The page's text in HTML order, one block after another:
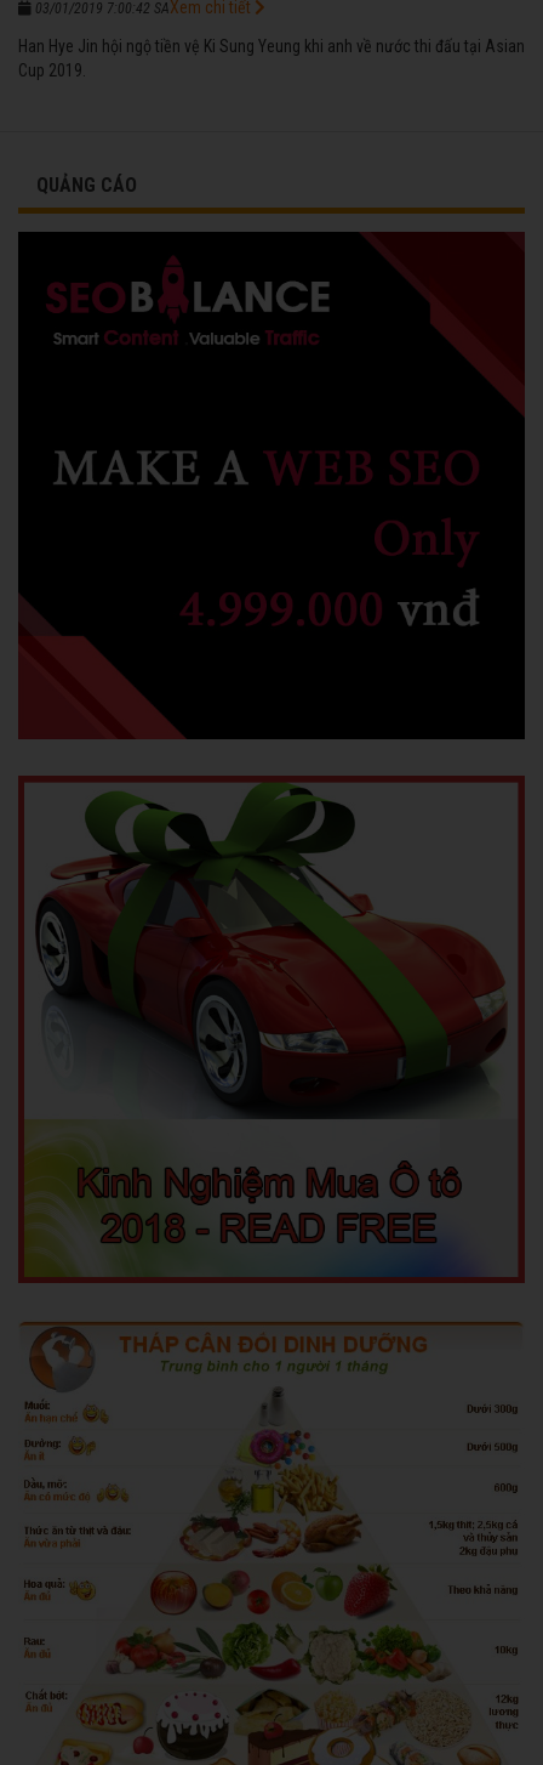
03/01/2019 7:00:42 SA
Han Hye Jin hội ngộ tiền vệ Ki Sung Yeung khi anh về nước thi đấu tại Asian
Cup 2019.
Xem chi tiết
QUẢNG CÁO